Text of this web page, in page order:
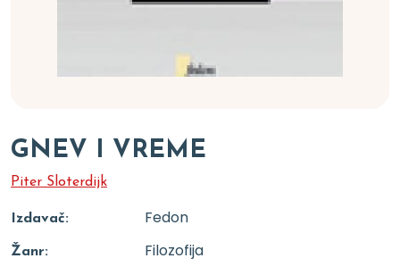
GNEV I VREME
Piter Sloterdijk
Izdavač: Fedon
Žanr: Filozofija